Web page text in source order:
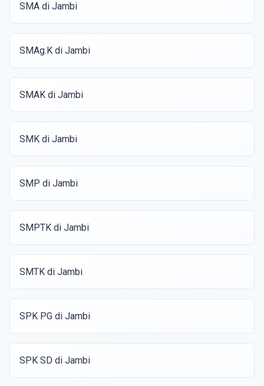
SMA di Jambi
SMAg.K di Jambi
SMAK di Jambi
SMK di Jambi
SMP di Jambi
SMPTK di Jambi
SMTK di Jambi
SPK PG di Jambi
SPK SD di Jambi